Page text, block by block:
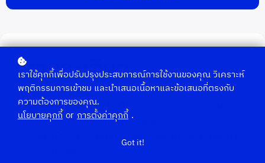
รายละเอียด
คลาส Fundamental 101: งบการเงินและประเมิน
มูลค่าหุ้น ออกแบบมาสำหรับผู้ที่ต้องการสร้างฐาน
ความรู้ด้านการลงทุนแบบเน้นปัจจัยพื้นฐาน โดยเนื้อหา
เราใช้คุกกี้เพื่อปรับปรุงประสบการณ์การใช้งานของคุณ วิเคราะห์
พฤติกรรมการเข้าชม และนำเสนอเนื้อหาและข้อเสนอที่ตรงกับ
ความต้องการของคุณ.
นโยบายคุกกี้ or การตั้งค่าคุกกี้ .
Got it!